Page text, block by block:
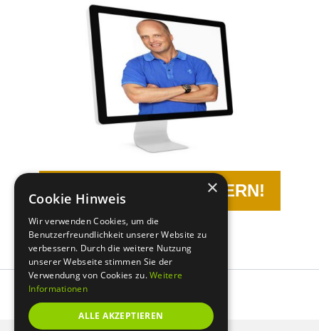
JETZT TERMIN SICHERN!
×
Cookie Hinweis
Wir verwenden Cookies, um die
Benutzerfreundlichkeit unserer Website zu
verbessern. Durch die weitere Nutzung
unserer Webseite stimmen Sie der
Verwendung von Cookies zu.Weitere
Informationen
ALLE AKZEPTIEREN